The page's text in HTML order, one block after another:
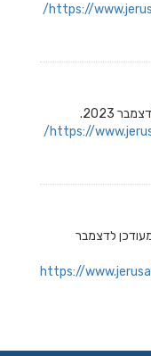
https://
2023.
https://
מעודכן לדצמבר
https://